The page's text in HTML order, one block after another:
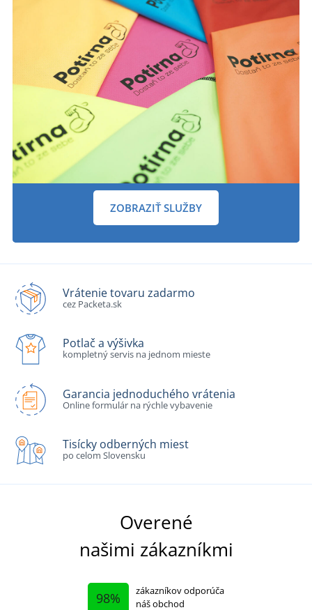
ZOBRAZIŤ SLUŽBY
Vrátenie tovaru zadarmo
cez Packeta.sk
Potlač a výšivka
kompletný servis na jednom mieste
Garancia jednoduchého vrátenia
Online formulár na rýchle vybavenie
Tisícky odberných miest
po celom Slovensku
Overené
našimi zákazníkmi
98%
zákazníkov odporúča
náš obchod